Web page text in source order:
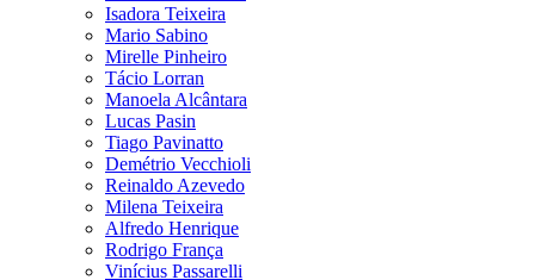
Isadora Teixeira
Mario Sabino
Mirelle Pinheiro
Tácio Lorran
Manoela Alcântara
Lucas Pasin
Tiago Pavinatto
Demétrio Vecchioli
Reinaldo Azevedo
Milena Teixeira
Alfredo Henrique
Rodrigo França
Vinícius Passarelli